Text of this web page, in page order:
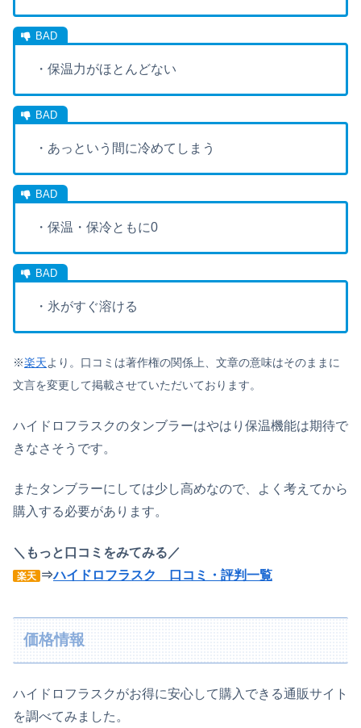
・保温力がほとんどない
・あっという間に冷めてしまう
・保温・保冷ともに0
・氷がすぐ溶ける
※楽天より。口コミは著作権の関係上、文章の意味はそのままに
文言を変更して掲載させていただいております。
ハイドロフラスクのタンブラーはやはり保温機能は期待で
きなさそうです。
またタンブラーにしては少し高めなので、よく考えてから
購入する必要があります。
＼もっと口コミをみてみる／
楽天 ⇒ハイドロフラスク 口コミ・評判一覧
価格情報
ハイドロフラスクがお得に安心して購入できる通販サイト
を調べてみました。